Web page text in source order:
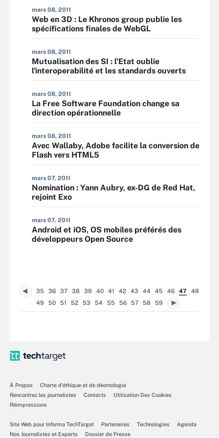
mars 08, 2011
Web en 3D : Le Khronos group publie les
spécifications finales de WebGL
mars 08, 2011
Mutualisation des SI : l'Etat oublie
l'interoperabilité et les standards ouverts
mars 08, 2011
La Free Software Foundation change sa
direction opérationnelle
mars 08, 2011
Avec Wallaby, Adobe facilite la conversion de
Flash vers HTML5
mars 07, 2011
Nomination : Yann Aubry, ex-DG de Red Hat,
rejoint Exo
mars 07, 2011
Android et iOS, OS mobiles préférés des
développeurs Open Source
35 36 37 38 39 40 41 42 43 44 45 46 47
48
49
50 51 52 53 54 55 56 57 58 59
À Propos
Charte d’éthique et de déontologie
Rencontrez les journalistes
Contacts
Utilisation Des Cookies
Réimpressions
Site Web pour Informa TechTarget Partenaires Technologies
Agenda
Nos Journalistes et Experts
Dossier de Presse